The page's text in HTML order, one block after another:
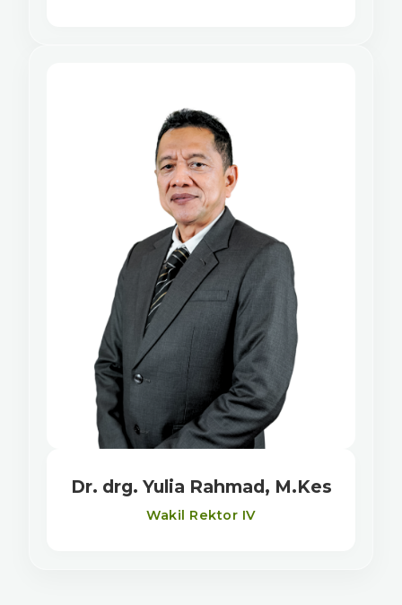
Dr. drg. Yulia Rahmad, M.Kes
Wakil Rektor IV